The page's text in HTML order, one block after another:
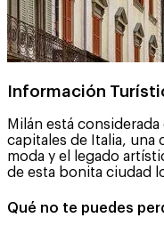
Información
Milán está
capitales de Italia, una
moda y el legado
de esta bonita ciudad
Qué no te puedes